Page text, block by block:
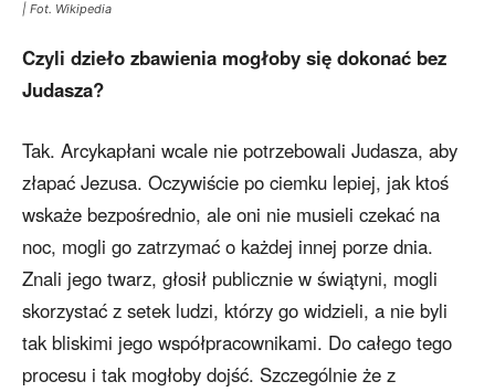
| Fot. Wikipedia
Czyli dzieło zbawienia mogłoby się dokonać bez
Judasza?
Tak. Arcykapłani wcale nie potrzebowali Judasza, aby
złapać Jezusa. Oczywiście po ciemku lepiej, jak ktoś
wskaże bezpośrednio, ale oni nie musieli czekać na
noc, mogli go zatrzymać o każdej innej porze dnia.
Znali jego twarz, głosił publicznie w świątyni, mogli
skorzystać z setek ludzi, którzy go widzieli, a nie byli
tak bliskimi jego współpracownikami. Do całego tego
procesu i tak mogłoby dojść. Szczególnie że z